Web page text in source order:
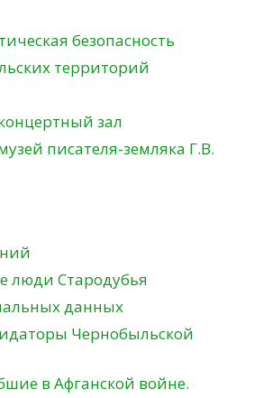
безопасность
территорий
зал
писателя-земляка Г.В.
люди Стародубья
данных
Чернобыльской
в Афганской войне.